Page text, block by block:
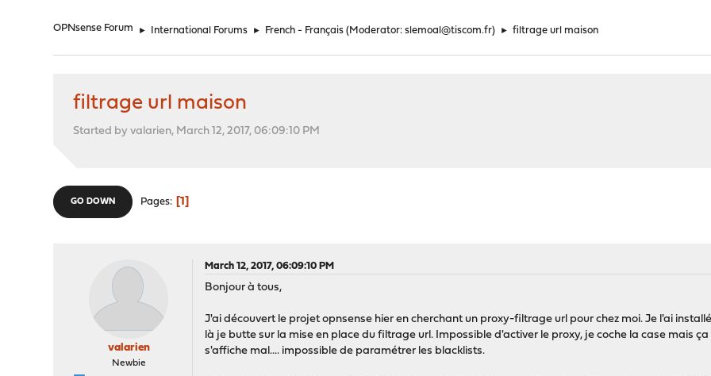
OPNsense Forum ► International Forums ► French - Français (Moderator:slemoal@tiscom.fr) ► filtrage url maison
filtrage url maison
Started by valarien, March 12, 2017, 06:09:10 PM
GO DOWN Pages 1
valarien
Newbie
March 12, 2017, 06:09:10 PM
Bonjour à tous,
J'ai découvert le projet opnsense hier en cherchant un proxy-filtrage url pour chez moi. Je l'ai
là je butte sur la mise en place du filtrage url. Impossible d'activer le proxy, je coche la case mais
s'affiche mal.... impossible de paramétrer les blacklists.